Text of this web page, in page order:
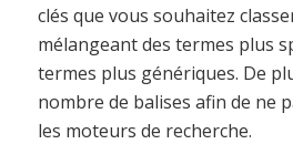
clés que vous souhaitez
mélangeant des termes plus
termes plus génériques. De
nombre de balises afin de ne
les moteurs de recherche.